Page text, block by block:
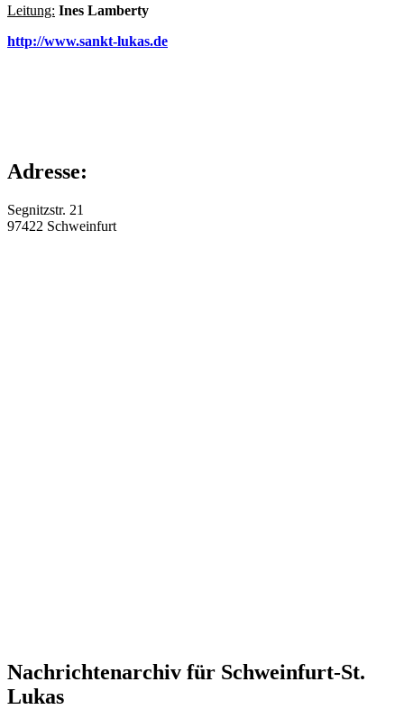
Leitung: Ines Lamberty
http://www.sankt-lukas.de
Adresse:
Segnitzstr. 21
97422 Schweinfurt
Nachrichtenarchiv für Schweinfurt-St.
Lukas